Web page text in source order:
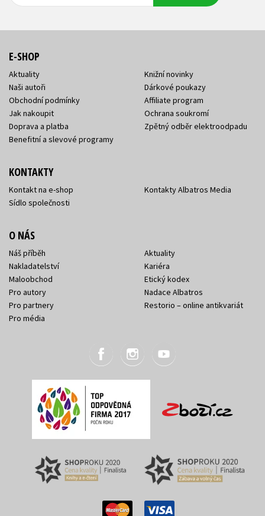
E-SHOP
Aktuality
Naši autoři
Obchodní podmínky
Jak nakoupit
Doprava a platba
Benefitní a slevové programy
Knižní novinky
Dárkové poukazy
Affiliate program
Ochrana soukromí
Zpětný odběr elektroodpadu
KONTAKTY
Kontakt na e-shop
Sídlo společnosti
Kontakty Albatros Media
O NÁS
Náš příběh
Nakladatelství
Maloobchod
Pro autory
Pro partnery
Pro média
Aktuality
Kariéra
Etický kodex
Nadace Albatros
Restorio – online antikvariát